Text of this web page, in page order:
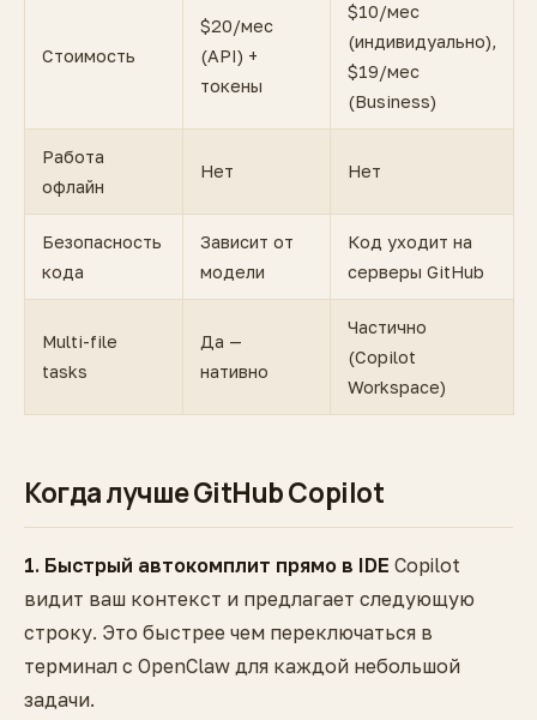
Стоимость
$20/мес
(API) +
токены
$10/мес
(индивидуально),
$19/мес
(Business)
Работа
офлайн
Нет Нет
Безопасность
кода
Зависит от
модели
Код уходит на
серверы GitHub
Multi-file
tasks
Да —
нативно
Частично
(Copilot
Workspace)
Когда лучше GitHub Copilot
1. Быстрый автокомплит прямо в IDE Copilot
видит ваш контекст и предлагает следующую
строку. Это быстрее чем переключаться в
терминал с OpenClaw для каждой небольшой
задачи.